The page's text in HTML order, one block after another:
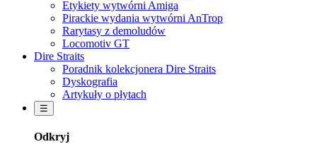
Etykiety wytwórni Amiga
Pirackie wydania wytwórni AnTrop
Rarytasy z demoludów
Locomotiv GT
Dire Straits
Poradnik kolekcjonera Dire Straits
Dyskografia
Artykuły o płytach
☰
Odkryj